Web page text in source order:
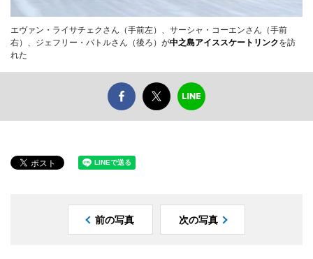
エヴァン・ライサチェクさん（手前左）、サーシャ・コーエンさん（手前
右）、ジェフリー・バトルさん（後ろ）が中之島アイススケートリンクを訪
れた
前の写真 次の写真